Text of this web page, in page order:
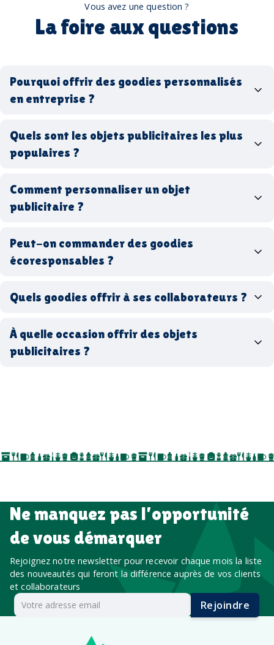
Vous avez une question ?
La foire aux questions
Pourquoi offrir des goodies personnalisés
en entreprise ?
Quels sont les objets publicitaires les plus
populaires ?
stylos personnalisés
tote bags publicitaires
gourdes réutilisables
France Made in Europe goodies hi-tech
Comment personnaliser un objet
publicitaire ?
Peut-on commander des goodies
écoresponsables ?
goodies écologiques
recyclés, fabriqués en France ou en Europe,
biodégradables ou réutilisables
Quels goodies offrir à ses collaborateurs ?
entreprise
goodies utiles au bureau
À quelle occasion offrir des objets
publicitaires ?
salon professionnel
Ne manquez pas l’opportunité
de vous démarquer
Rejoignez notre newsletter pour recevoir chaque mois la liste
des nouveautés qui feront la différence auprès de vos clients
et collaborateurs
Rejoindre